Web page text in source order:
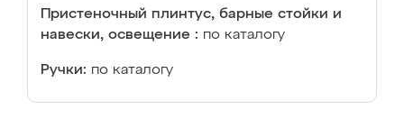
Пристеночный плинтус, барные стойки и
навески, освещение : по каталогу
Ручки: по каталогу